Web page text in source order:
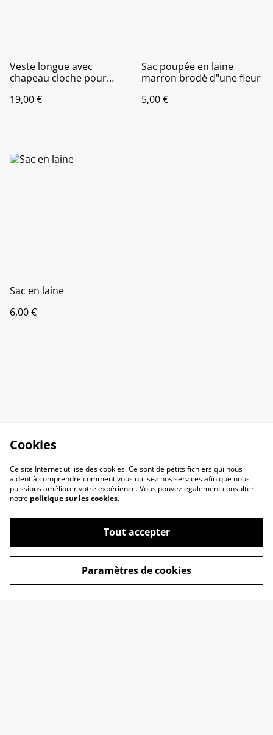
Veste longue avec
chapeau cloche pour
Paola Reina, les chéries...
19,00 €
Sac poupée en laine
marron brodé d"une fleur
5,00 €
Sac en laine
6,00 €
Cookies
Ce site Internet utilise des cookies. Ce sont de petits fichiers qui nous
aident à comprendre comment vous utilisez nos services afin que nous
puissions améliorer votre expérience. Vous pouvez également consulter
notre politique sur les cookies.
Tout accepter
Paramètres de cookies